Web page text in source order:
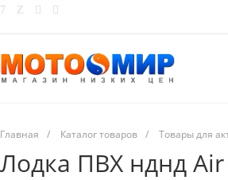
Главная / Каталог товаров / Товары для
Лодка ПВХ нднд